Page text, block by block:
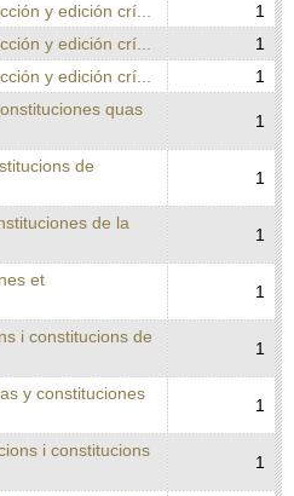
y edición crí...
1
y edición crí...
1
y edición crí...
1
quas
1
de
1
de la
1
et
1
i constitucions de
1
y constituciones
1
i constitucions
1